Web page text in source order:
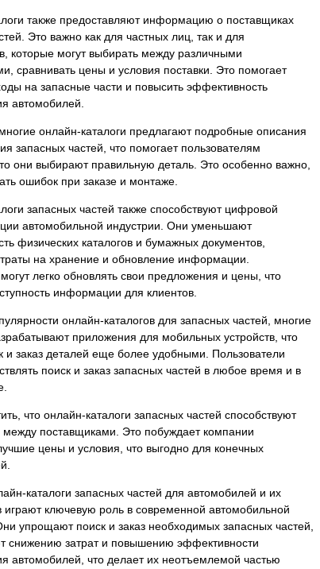
также предоставляют информацию о поставщиках
Это важно как для частных лиц, так и для
которые могут выбирать между различными
сравнивать цены и условия поставки. Это помогает
на запасные части и повысить эффективность
автомобилей.
онлайн-каталоги предлагают подробные описания
запасных частей, что помогает пользователям
они выбирают правильную деталь. Это особенно важно,
ошибок при заказе и монтаже.
запасных частей также способствуют цифровой
автомобильной индустрии. Они уменьшают
физических каталогов и бумажных документов,
на хранение и обновление информации.
легко обновлять свои предложения и цены, что
информации для клиентов.
онлайн-каталогов для запасных частей, многие
приложения для мобильных устройств, что
и заказ деталей еще более удобными. Пользователи
поиск и заказ запасных частей в любое время и в
что онлайн-каталоги запасных частей способствуют
между поставщиками. Это побуждает компании
цены и условия, что выгодно для конечных
каталоги запасных частей для автомобилей и их
играют ключевую роль в современной автомобильной
упрощают поиск и заказ необходимых запасных частей,
снижению затрат и повышению эффективности
автомобилей, что делает их неотъемлемой частью